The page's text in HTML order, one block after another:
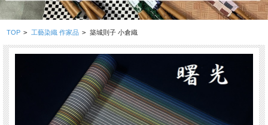
TOP > 工藝染織 作家品 > 築城則子 小倉織